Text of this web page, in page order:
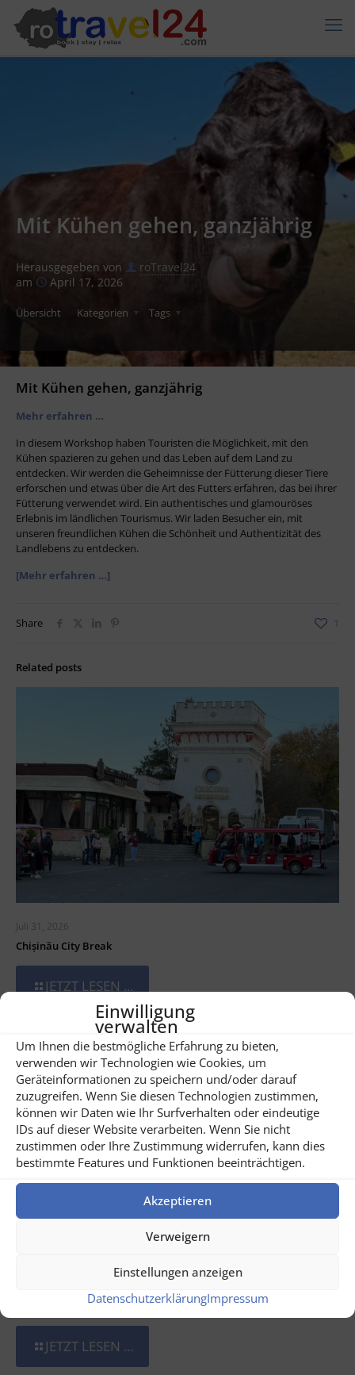
Einwilligung
verwalten
Um Ihnen die bestmögliche Erfahrung zu bieten,
verwenden wir Technologien wie Cookies, um
Geräteinformationen zu speichern und/oder darauf
zuzugreifen. Wenn Sie diesen Technologien zustimmen,
können wir Daten wie Ihr Surfverhalten oder eindeutige
IDs auf dieser Website verarbeiten. Wenn Sie nicht
zustimmen oder Ihre Zustimmung widerrufen, kann dies
bestimmte Features und Funktionen beeinträchtigen.
Akzeptieren
Verweigern
Einstellungen anzeigen
DatenschutzerklärungImpressum
Mit Kühen gehen, ganzjährig
Herausgegeben von
roTravel24
am
April 17, 2026
Übersicht Kategorien Tags
Mit Kühen gehen, ganzjährig
Mehr erfahren …
In diesem Workshop haben Touristen die Möglichkeit, mit den
Kühen spazieren zu gehen und das Leben auf dem Land zu
entdecken. Wir werden die Geheimnisse der Fütterung dieser Tiere
erforschen und etwas über die Art des Futters erfahren, das bei ihrer
Fütterung verwendet wird. Ein authentisches und glamouröses
Erlebnis im ländlichen Tourismus. Wir laden Besucher ein, mit
unseren freundlichen Kühen die Schönheit und Authentizität des
Landlebens zu entdecken.
[Mehr erfahren …]
Share
Related posts
Juli 31, 2026
Chișinău City Break
JETZT LESEN ...
Weinreise Rumänien
JETZT LESEN ...